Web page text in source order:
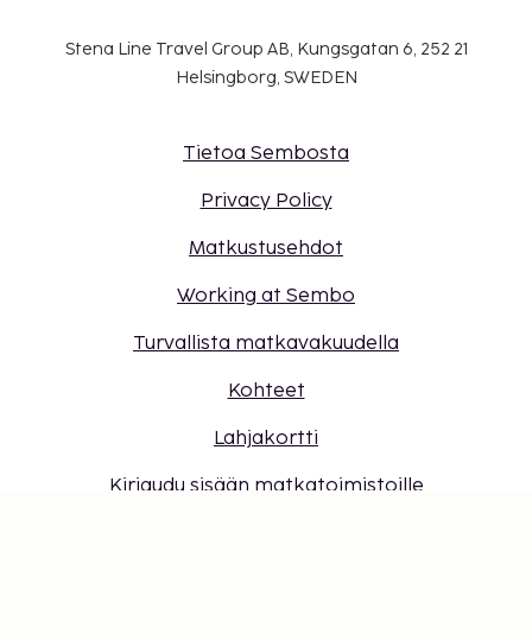
Stena Line Travel Group AB, Kungsgatan 6, 252 21
Helsingborg, SWEDEN
Tietoa Sembosta
Privacy Policy
Matkustusehdot
Working at Sembo
Turvallista matkavakuudella
Kohteet
Lahjakortti
Kirjaudu sisään matkatoimistoille